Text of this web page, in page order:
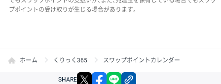
プポイントの受け取りが生じる場合があります。
ホーム くりっく365 スワップポイントカレンダー
SHARE X facebook